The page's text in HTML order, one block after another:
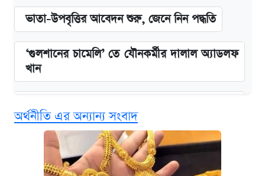
ভাতা-উপবৃত্তির আবেদন শুরু, জেনে নিন পদ্ধতি
‘গুলশানের চামেলি’ তে যৌনকর্মীর দালাল অ্যাডলফ
খান
দাম ও ফিচার
কবে শুরু হচ্ছে ঢাবির ভর্তি আবেদন, জানাল কর্তৃপক্ষ
অর্থনীতি এর অন্যান্য সংবাদ